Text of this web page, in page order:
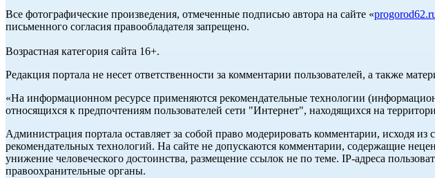
Все фотографические произведения, отмеченные подписью автора на сайте «
письменного согласия правообладателя запрещено.
Возрастная категория сайта 16+.
Редакция портала не несет ответственности за комментарии пользователей, а также
«На информационном ресурсе применяются рекомендательные технологии
относящихся к предпочтениям пользователей сети "Интернет", находящихся на
Администрация портала оставляет за собой право модерировать комментарии, исходя
рекомендательных технологий. На сайте не допускаются комментарии, содержащие
унижение человеческого достоинства, размещение ссылок не по теме. IP-адреса
правоохранительные органы.